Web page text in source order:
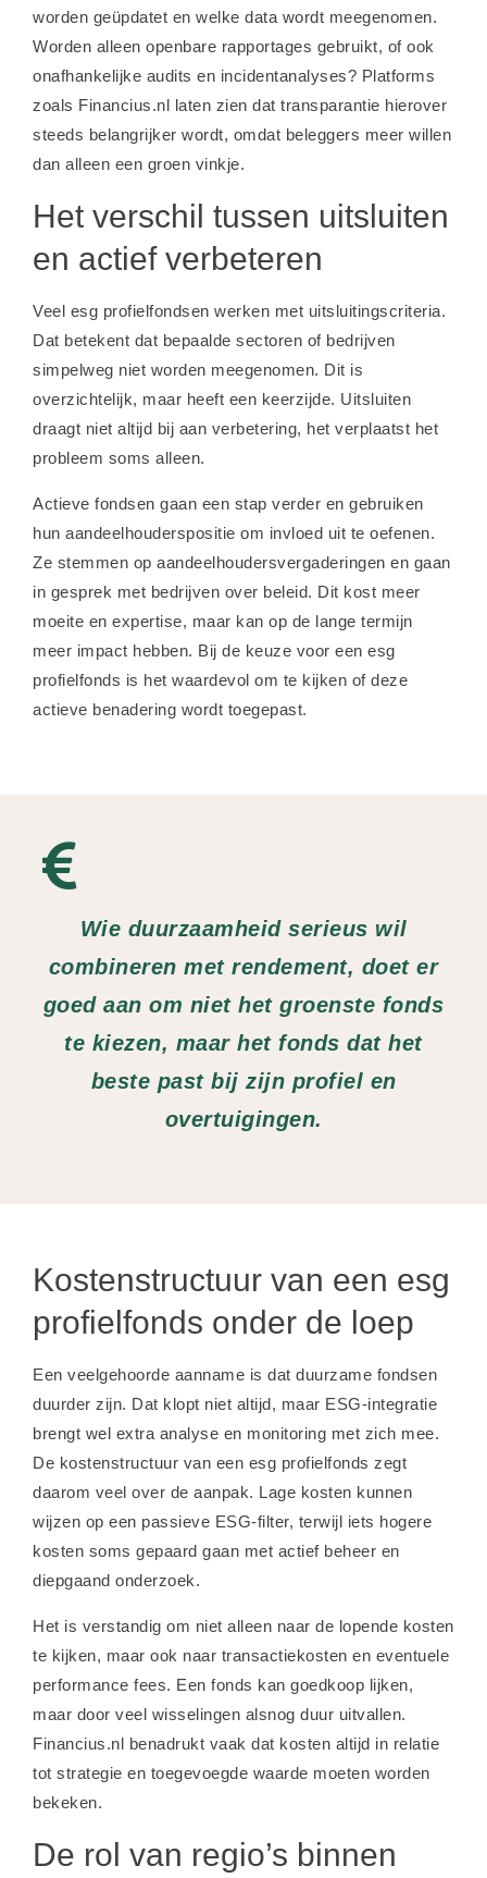
worden geüpdatet en welke data wordt meegenomen.
Worden alleen openbare rapportages gebruikt, of ook
onafhankelijke audits en incidentanalyses? Platforms
zoals Financius.nl laten zien dat transparantie hierover
steeds belangrijker wordt, omdat beleggers meer willen
dan alleen een groen vinkje.
Het verschil tussen uitsluiten
en actief verbeteren
Veel esg profielfondsen werken met uitsluitingscriteria.
Dat betekent dat bepaalde sectoren of bedrijven
simpelweg niet worden meegenomen. Dit is
overzichtelijk, maar heeft een keerzijde. Uitsluiten
draagt niet altijd bij aan verbetering, het verplaatst het
probleem soms alleen.
Actieve fondsen gaan een stap verder en gebruiken
hun aandeelhouderspositie om invloed uit te oefenen.
Ze stemmen op aandeelhoudersvergaderingen en gaan
in gesprek met bedrijven over beleid. Dit kost meer
moeite en expertise, maar kan op de lange termijn
meer impact hebben. Bij de keuze voor een esg
profielfonds is het waardevol om te kijken of deze
actieve benadering wordt toegepast.
Wie duurzaamheid serieus wil
combineren met rendement, doet er
goed aan om niet het groenste fonds
te kiezen, maar het fonds dat het
beste past bij zijn profiel en
overtuigingen.
Kostenstructuur van een esg
profielfonds onder de loep
Een veelgehoorde aanname is dat duurzame fondsen
duurder zijn. Dat klopt niet altijd, maar ESG-integratie
brengt wel extra analyse en monitoring met zich mee.
De kostenstructuur van een esg profielfonds zegt
daarom veel over de aanpak. Lage kosten kunnen
wijzen op een passieve ESG-filter, terwijl iets hogere
kosten soms gepaard gaan met actief beheer en
diepgaand onderzoek.
Het is verstandig om niet alleen naar de lopende kosten
te kijken, maar ook naar transactiekosten en eventuele
performance fees. Een fonds kan goedkoop lijken,
maar door veel wisselingen alsnog duur uitvallen.
Financius.nl benadrukt vaak dat kosten altijd in relatie
tot strategie en toegevoegde waarde moeten worden
bekeken.
De rol van regio’s binnen